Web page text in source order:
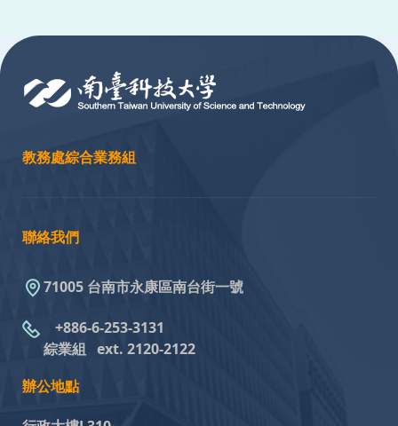
教務處綜合業務組
聯絡我們
71005 台南市永康區南台街一號
+886-6-253-3131
綜業組 ext. 2120-2122
辦公地點